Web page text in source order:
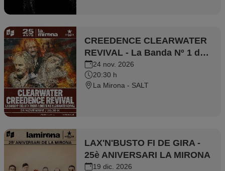
CREEDENCE CLEARWATER
REVIVAL - La Banda Nº 1 del
món tribut a Creedence
Clearwater Revival
24 nov. 2026
20:30 h
La Mirona - SALT
LAX'N'BUSTO FI DE GIRA -
25è ANIVERSARI LA MIRONA
19 dic. 2026